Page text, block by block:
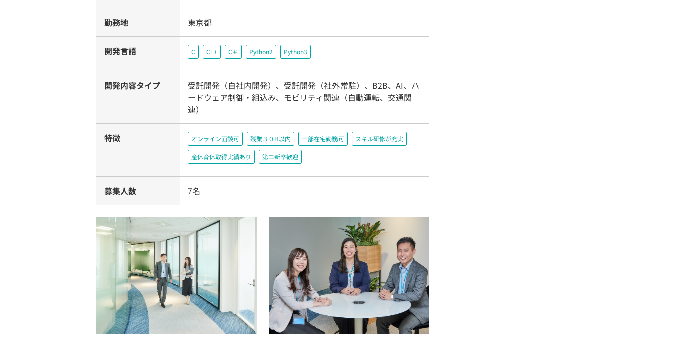
勤務地 東京都
開発言語 C C++ C＃ Python2 Python3
開発内容タイプ
受託開発（自社内開発）、受託開発（社外常駐）、B2B、AI、ハ
ードウェア制御・組込み、モビリティ関連（自動運転、交通関
連）
特徴 オンライン面談可 残業３０H以内 一部在宅勤務可 スキル研修が充実
産休育休取得実績あり 第二新卒歓迎
募集人数 7名